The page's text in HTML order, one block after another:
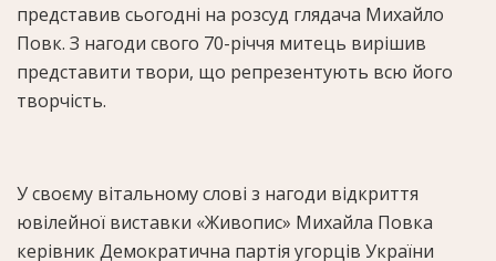
представив сьогодні на розсуд глядача Михайло
Повк. З нагоди свого 70-річчя митець вирішив
представити твори, що репрезентують всю його
творчість.
У своєму вітальному слові з нагоди відкриття
ювілейної виставки «Живопис» Михайла Повка
керівник Демократична партія угорців України